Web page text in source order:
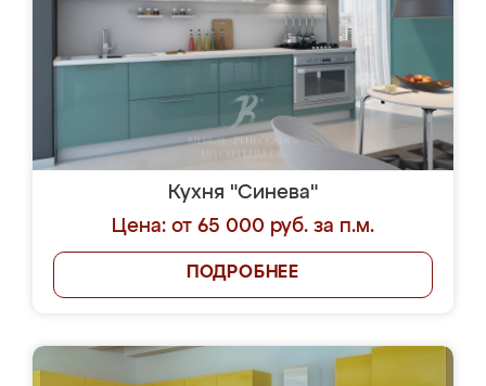
Кухня "Синева"
Цена: от 65 000 руб. за п.м.
ПОДРОБНЕЕ